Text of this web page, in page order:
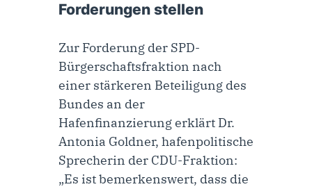
Forderungen stellen
Zur Forderung der SPD-
Bürgerschaftsfraktion nach
einer stärkeren Beteiligung des
Bundes an der
Hafenfinanzierung erklärt Dr.
Antonia Goldner, hafenpolitische
Sprecherin der CDU-Fraktion:
„Es ist bemerkenswert, dass die